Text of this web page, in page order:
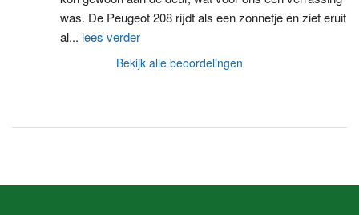
was. De Peugeot 208 rijdt als een zonnetje en ziet eruit
al... lees verder
Bekijk alle beoordelingen